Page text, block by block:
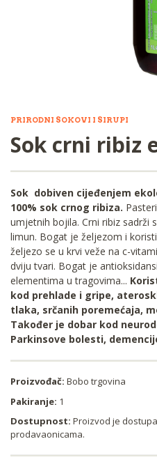
PRIRODNI SOKOVI I SIRUPI
Sok crni ribiz
Sok dobiven cijeđenjem
100% sok crnog ribiza.
umjetnih bojila. Crni ribiz sadrži
limun. Bogat je željezom i
željezo se u krvi veže na c-
dviju tvari. Bogat je
elementima u tragovima...
kod prehlade i gripe,
tlaka, srčanih poremećaja,
Također je dobar kod
Parkinsove bolesti,
Proizvođač: Bobo trgovina
Pakiranje: 1
Dostupnost: Proizvod je
prodavaonicama.